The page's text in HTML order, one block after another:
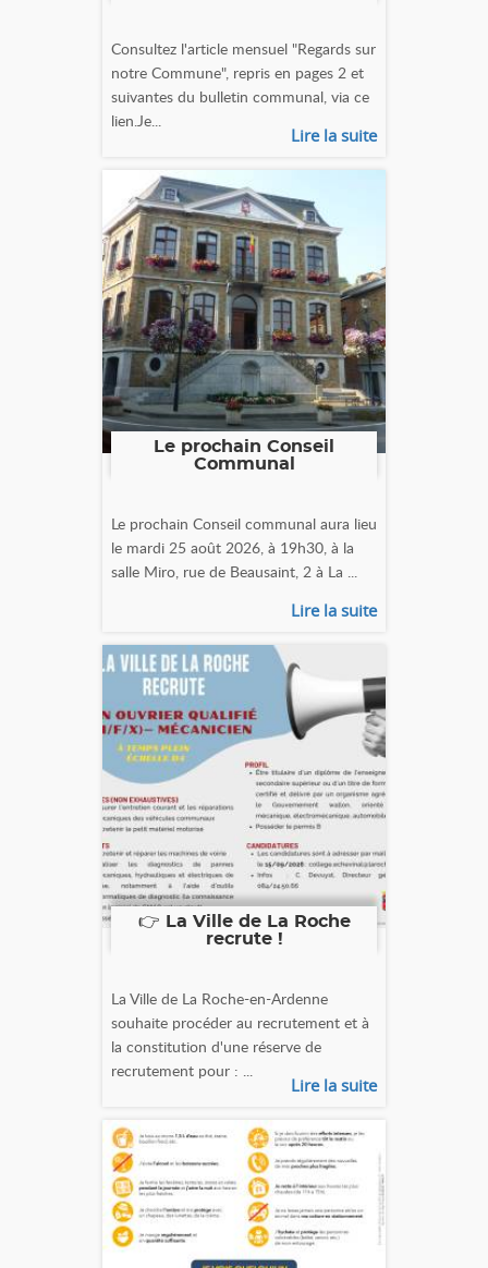
Consultez l'article mensuel "Regards sur
notre Commune", repris en pages 2 et
suivantes du bulletin communal, via ce
lien.Je...
Lire la suite
Le prochain Conseil
Communal
Le prochain Conseil communal aura lieu
le mardi 25 août 2026, à 19h30, à la
salle Miro, rue de Beausaint, 2 à La ...
Lire la suite
👉 La Ville de La Roche
recrute !
La Ville de La Roche-en-Ardenne
souhaite procéder au recrutement et à
la constitution d'une réserve de
recrutement pour : ...
Lire la suite